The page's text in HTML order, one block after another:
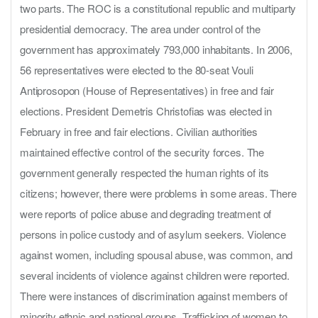
two parts. The ROC is a constitutional republic and multiparty
presidential democracy. The area under control of the
government has approximately 793,000 inhabitants. In 2006,
56 representatives were elected to the 80-seat Vouli
Antiprosopon (House of Representatives) in free and fair
elections. President Demetris Christofias was elected in
February in free and fair elections. Civilian authorities
maintained effective control of the security forces. The
government generally respected the human rights of its
citizens; however, there were problems in some areas. There
were reports of police abuse and degrading treatment of
persons in police custody and of asylum seekers. Violence
against women, including spousal abuse, was common, and
several incidents of violence against children were reported.
There were instances of discrimination against members of